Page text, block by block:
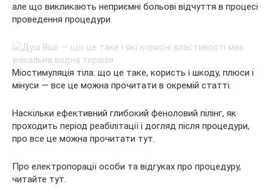
але що викликають неприємні больові відчуття в процесі
проведення процедури.
Міостимуляція тіла: що це таке, користь і шкоду, плюси і
мінуси — все це можна прочитати в окремій статті.
Наскільки ефективний глибокий феноловий пілінг, як
проходить період реабілітації і догляд після процедури,
про все це можна прочитати тут.
Про електропорації особи та відгуках про процедуру,
читайте тут.